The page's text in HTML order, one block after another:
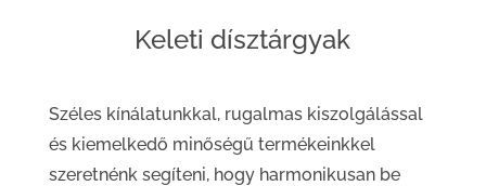
Keleti dísztárgyak
Széles kínálatunkkal, rugalmas kiszolgálással
és kiemelkedő minőségű termékeinkkel
szeretnénk segíteni, hogy harmonikusan be